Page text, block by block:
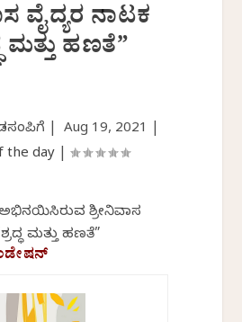
ವೈದ್ಯರ ನಾಟಕ
ಮತ್ತು ಹಣತೆ”
| Aug 19, 2021
the day
ಶ್ರೀನಿವಾಸ
ಮತ್ತು ಹಣತೆ”